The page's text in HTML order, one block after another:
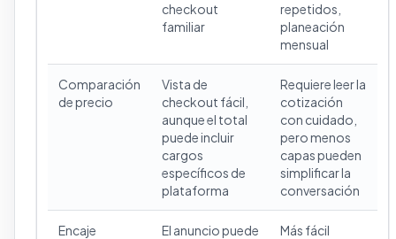
checkout
familiar
repetidos,
planeación
mensual
Comparación
de precio
Vista de
checkout fácil,
aunque el total
puede incluir
cargos
específicos de
plataforma
Requiere leer la
cotización
con cuidado,
pero menos
capas pueden
simplificar la
conversación
Encaje
El anuncio puede
Más fácil